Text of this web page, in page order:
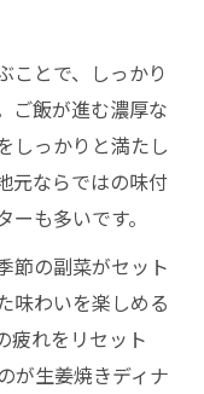
ことで、しっかり
ご飯が進む濃厚な
しっかりと満たし
元ならではの味付
も多いです。
節の副菜がセット
味わいを楽しめる
疲れをリセット
が生姜焼きディナ